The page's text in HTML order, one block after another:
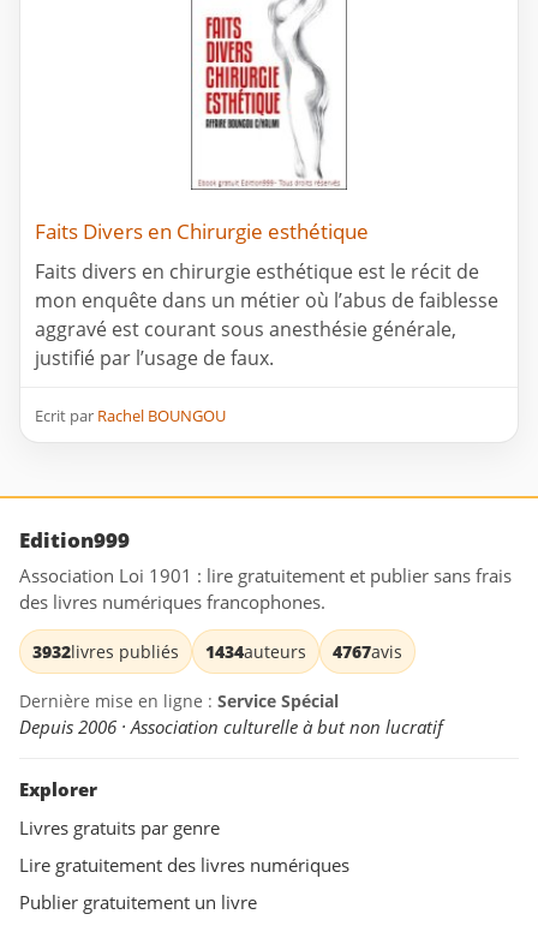
Faits Divers en Chirurgie esthétique
Faits divers en chirurgie esthétique est le récit de
mon enquête dans un métier où l’abus de faiblesse
aggravé est courant sous anesthésie générale,
justifié par l’usage de faux.
Ecrit par Rachel BOUNGOU
Edition999
Association Loi 1901 : lire gratuitement et publier sans frais
des livres numériques francophones.
3932livres publiés 1434auteurs 4767avis
Dernière mise en ligne : Service Spécial
Depuis 2006 · Association culturelle à but non lucratif
Explorer
Livres gratuits par genre
Lire gratuitement des livres numériques
Publier gratuitement un livre